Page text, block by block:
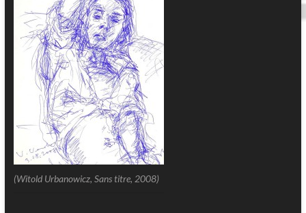
(Witold Urbanowicz, Sans titre, 2008)